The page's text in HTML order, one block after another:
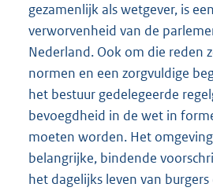
gezamenlijk als wetgever, is
verworvenheid van de
Nederland. Ook om die reden
normen en een zorgvuldige
het bestuur gedelegeerde
bevoegdheid in de wet in
moeten worden. Het
belangrijke, bindende
het dagelijks leven van